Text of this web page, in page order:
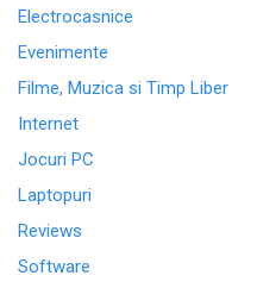
Electrocasnice
Evenimente
Filme, Muzica si Timp Liber
Internet
Jocuri PC
Laptopuri
Reviews
Software